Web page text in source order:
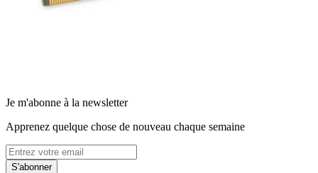
Je m'abonne à la newsletter
Apprenez quelque chose de nouveau chaque semaine
S'abonner